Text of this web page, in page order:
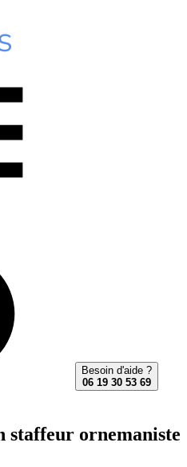
Besoin d'aide ?
06 19 30 53 69
staffeur ornemaniste